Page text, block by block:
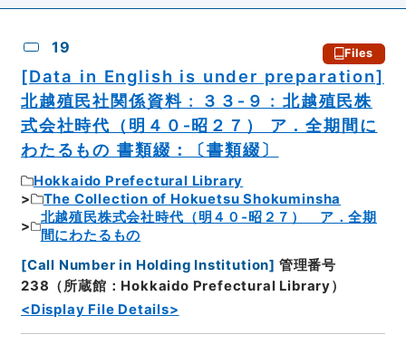
19 Files
[Data in English is under preparation]
北越殖民社関係資料 : ３３‐９ : 北越殖民株
式会社時代（明４０‐昭２７） ア．全期間に
わたるもの 書類綴：〔書類綴〕
Hokkaido Prefectural Library
The Collection of Hokuetsu Shokuminsha
北越殖民株式会社時代（明４０‐昭２７） ア．全期
間にわたるもの
[Call Number in Holding Institution] 管理番号
238（所蔵館：Hokkaido Prefectural Library）
<Display File Details>